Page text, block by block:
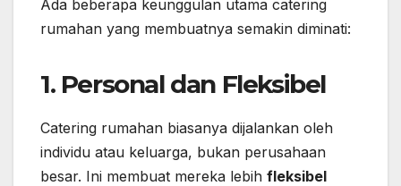
Ada beberapa keunggulan utama catering
rumahan yang membuatnya semakin diminati:
1. Personal dan Fleksibel
Catering rumahan biasanya dijalankan oleh
individu atau keluarga, bukan perusahaan
besar. Ini membuat mereka lebih fleksibel